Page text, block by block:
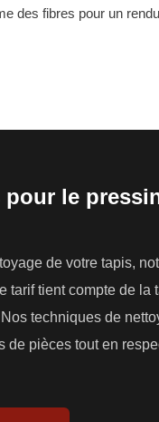
des fibres pour un
pour le
de votre tapis,
tarif tient compte de la
techniques de
de pièces tout en